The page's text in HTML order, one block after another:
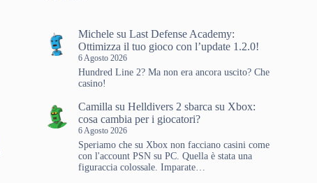
Michele suLast Defense Academy:
Ottimizza il tuo gioco con l’update 1.2.0!
6 Agosto 2026
Hundred Line 2? Ma non era ancora uscito? Che
casino!
Camilla suHelldivers 2 sbarca su Xbox:
cosa cambia per i giocatori?
6 Agosto 2026
Speriamo che su Xbox non facciano casini come
con l'account PSN su PC. Quella è stata una
figuraccia colossale. Imparate…